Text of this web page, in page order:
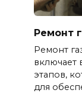
Ремонт
Ремонт
включает
этапов,
для